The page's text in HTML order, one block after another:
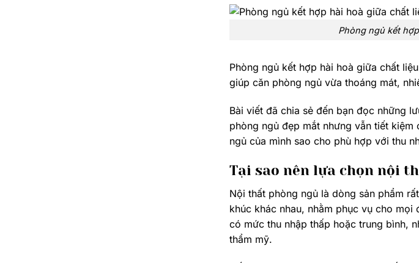
Phòng ngủ kết
Phòng ngủ kết hợp hài hoà giữa chất
giúp căn phòng ngủ vừa thoáng mát,
Bài viết đã chia sẻ đến bạn đọc những
phòng ngủ đẹp mắt nhưng vẫn tiết
ngủ của mình sao cho phù hợp với thu
Tại sao nên lựa chọn nội
Nội thất phòng ngủ là dòng sản phẩm
khúc khác nhau, nhằm phục vụ cho
có mức thu nhập thấp hoặc trung bình,
thẩm mỹ.